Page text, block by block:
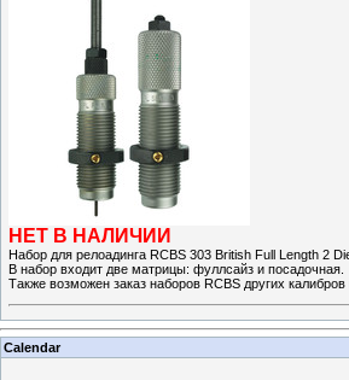
НЕТ В НАЛИЧИИ
Набор для релоадинга RCBS 303 British Full Length 2
В набор входит две матрицы: фуллсайз и посадочная.
Также возможен заказ наборов RCBS других калибров
Calendar